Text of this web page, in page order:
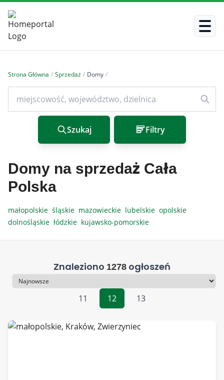
Strona Główna / Sprzedaż / Domy /
Szukaj Filtry
Domy na sprzedaż Cała
Polska
małopolskie śląskie mazowieckie lubelskie opolskie
dolnośląskie łódzkie kujawsko-pomorskie
Znaleziono 1278 ogłoszeń
Sortowanie
11
12 13